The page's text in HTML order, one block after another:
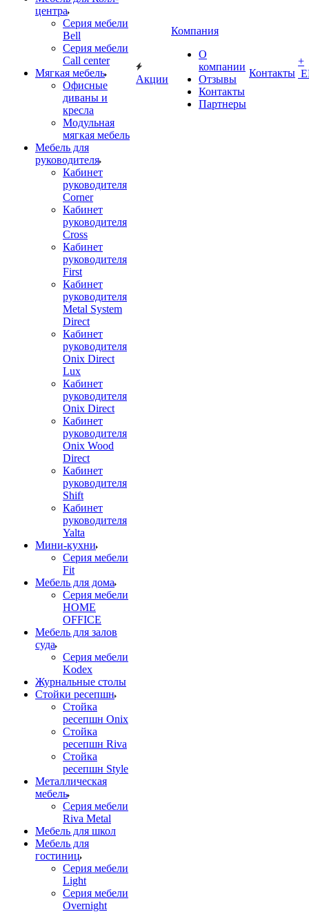
центра
Серия мебели
Bell
Серия мебели
Call center
Мягкая мебель
Офисные
диваны и
кресла
Модульная
мягкая мебель
Мебель для
руководителя
Кабинет
руководителя
Corner
Кабинет
руководителя
Cross
Кабинет
руководителя
First
Кабинет
руководителя
Metal System
Direct
Кабинет
руководителя
Onix Direct
Lux
Кабинет
руководителя
Onix Direct
Кабинет
руководителя
Onix Wood
Direct
Кабинет
руководителя
Shift
Кабинет
руководителя
Yalta
Мини-кухни
Серия мебели
Fit
Мебель для дома
Серия мебели
HOME
OFFICE
Мебель для залов
суда
Серия мебели
Kodex
Журнальные столы
Стойки ресепшн
Стойка
ресепшн Onix
Стойка
ресепшн Riva
Стойка
ресепшн Style
Металлическая
мебель
Серия мебели
Riva Metal
Мебель для школ
Мебель для
гостиниц
Серия мебели
Light
Серия мебели
Overnight
Акции
Компания
О
компании
Отзывы
Контакты
Партнеры
Контакты
+